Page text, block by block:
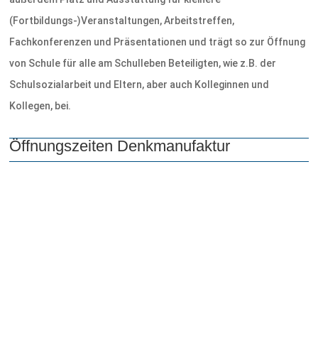
(Fortbildungs-)Veranstaltungen, Arbeitstreffen,
Fachkonferenzen und Präsentationen und trägt so zur Öffnung
von Schule für alle am Schulleben Beteiligten, wie z.B. der
Schulsozialarbeit und Eltern, aber auch Kolleginnen und
Kollegen, bei.
Öffnungszeiten Denkmanufaktur